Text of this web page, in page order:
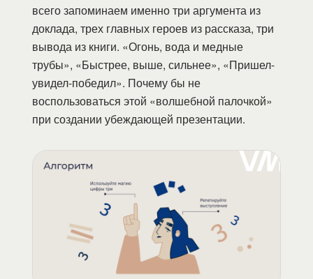
всего запоминаем именно три аргумента из
доклада, трех главных героев из рассказа, три
вывода из книги. «Огонь, вода и медные
трубы», «Быстрее, выше, сильнее», «Пришел-
увидел-победил». Почему бы не
воспользоваться этой «волшебной палочкой»
при создании убеждающей презентации.